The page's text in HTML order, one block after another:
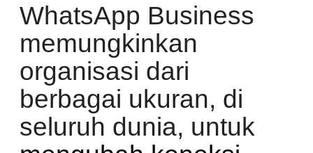
WhatsApp Business
memungkinkan
organisasi dari
berbagai ukuran, di
seluruh dunia, untuk